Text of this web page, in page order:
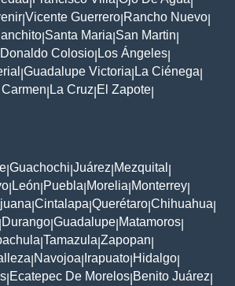
Vicente Guerrero Rancho Nuevo
Santa Maria San Martin
Colosio Los Ángeles
Guadalupe Victoria La Ciénega
Carmen La Cruz El Zapote
Guachochi Juárez Mezquital
León Puebla Morelia Monterrey
Cintalapa Querétaro Chihuahua
Durango Guadalupe Matamoros
Tamazula Zapopan
Navojoa Irapuato Hidalgo
Ecatepec De Morelos Benito Juárez